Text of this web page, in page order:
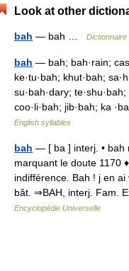
Look at other
bah — bah …
bah — bah; bah·rain;
ke·tu·bah; khut·bah;
su·bah·dary;
coo·li·bah; jib·bah; ka
English syllables
bah — [ ba ] interj. • bah
marquant le doute 1170
indifférence. Bah ! j en
bât. ⇒BAH, interj. Fam.
Encyclopédie Universelle